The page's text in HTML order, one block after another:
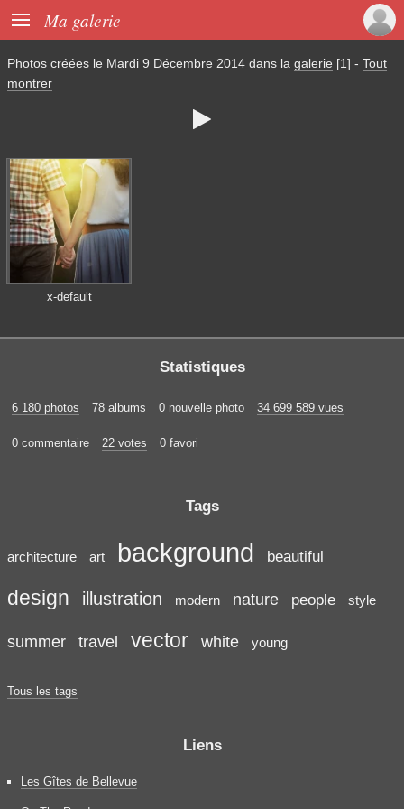
 Ma galerie
Photos créées le Mardi 9 Décembre 2014 dans la galerie [1] - Tout
montrer

x-default
Statistiques
6 180 photos 78 albums 0 nouvelle photo 34 699 589 vues
0 commentaire 22 votes 0 favori
Tags
architecture art background beautiful
design illustration modern nature people style
summer travel vector white young
Tous les tags
Liens
Les Gîtes de Bellevue